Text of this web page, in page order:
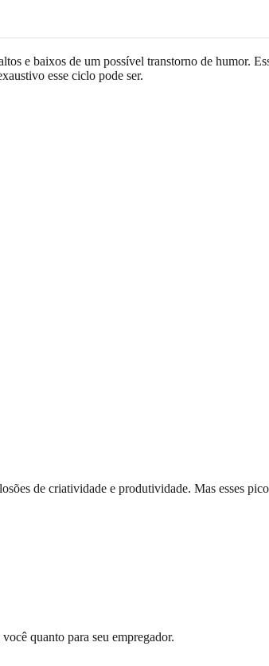
e baixos de um possível transtorno de humor.
esse ciclo pode ser.
de criatividade e produtividade. Mas esses
quanto para seu empregador.